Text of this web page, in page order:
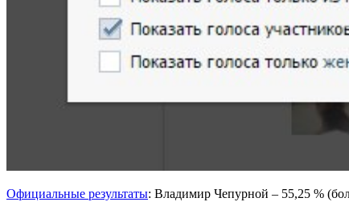
Официальные результаты: Владимир Чепурной – 55,25 %